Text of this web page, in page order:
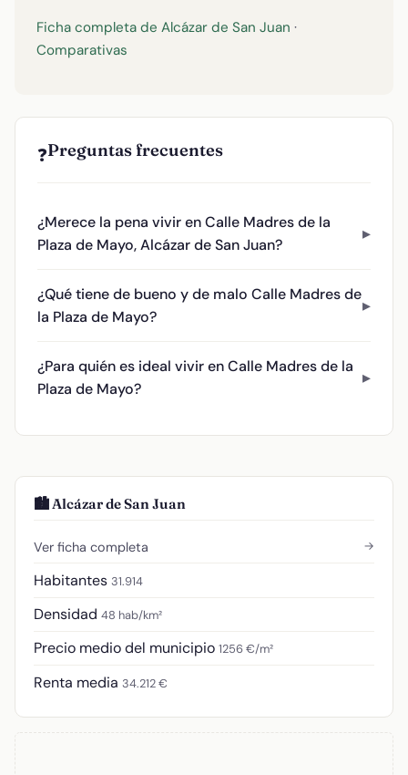
Ficha completa de Alcázar de San Juan ·
Comparativas
❓Preguntas frecuentes
¿Merece la pena vivir en Calle Madres de la
Plaza de Mayo, Alcázar de San Juan?
¿Qué tiene de bueno y de malo Calle Madres de
la Plaza de Mayo?
¿Para quién es ideal vivir en Calle Madres de la
Plaza de Mayo?
🏙️ Alcázar de San Juan
Ver ficha completa →
Habitantes 31.914
Densidad 48 hab/km²
Precio medio del municipio 1256 €/m²
Renta media 34.212 €